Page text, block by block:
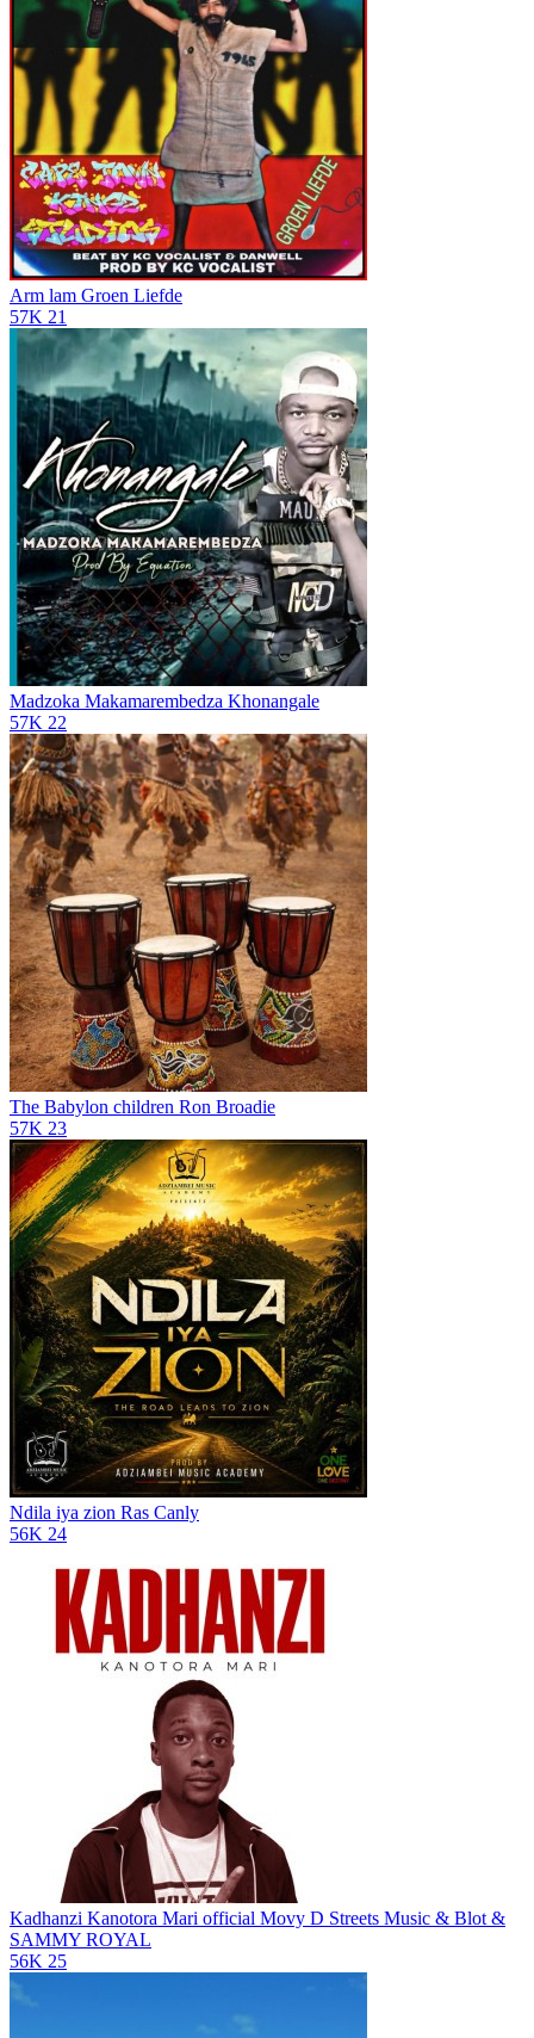
Arm lam Groen Liefde
57K 21
Madzoka Makamarembedza Khonangale
57K 22
The Babylon children Ron Broadie
57K 23
Ndila iya zion Ras Canly
56K 24
Kadhanzi Kanotora Mari official Movy D Streets Music & Blot &
SAMMY ROYAL
56K 25